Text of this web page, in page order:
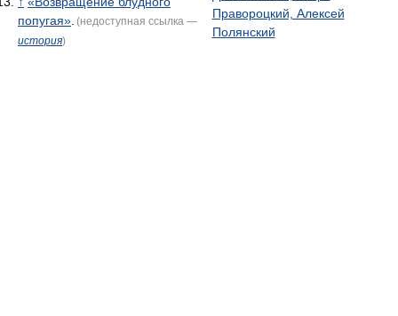
попугая» (недоступная ссылка —
история)
Правороцкий, Алексей
Полянский